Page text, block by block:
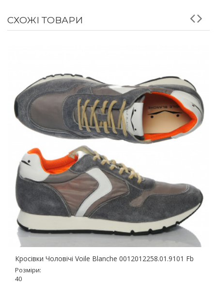
СХОЖІ ТОВАРИ
Кросівки Чоловічі Voile Blanche 0012012258.01.9101 Fb
Розміри:
40